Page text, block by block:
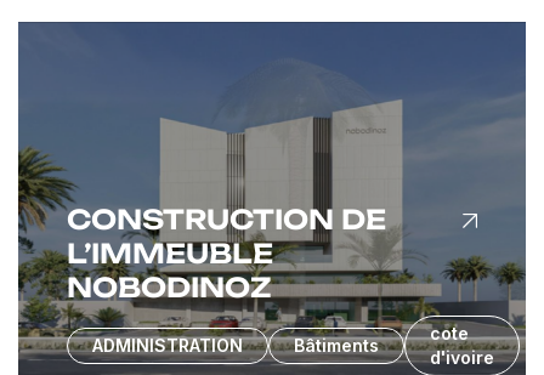
CONSTRUCTION DE
L’IMMEUBLE
NOBODINOZ
ADMINISTRATION Bâtiments
cote
d'ivoire